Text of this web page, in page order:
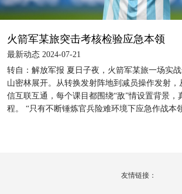
火箭军某旅突击考核检验应急本领
最新动态 2024-07-21
转自：解放军报 夏日子夜，火箭军某旅一场实
山密林展开。从转换发射阵地到减员操作发射，
信互联互通，每个课目都围绕“敌”情设置背景，
程。 “只有不断锤炼官兵险难环境下应急作战本
友情链接：